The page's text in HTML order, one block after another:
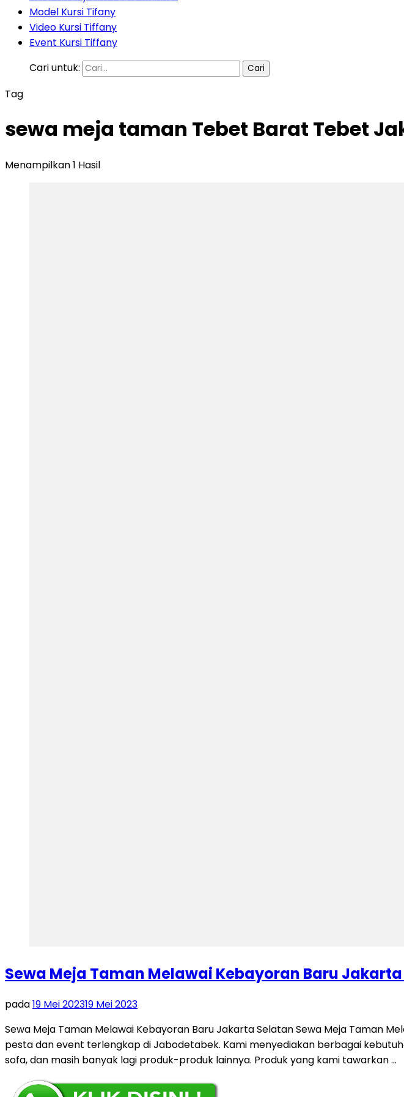
Model Kursi Tifany
Video Kursi Tiffany
Event Kursi Tiffany
Cari untuk:
Tag
sewa meja taman Tebet Barat Tebet
Menampilkan 1 Hasil
Sewa Meja Taman Melawai Kebayoran Baru
pada19 Mei 202319 Mei 2023
Sewa Meja Taman Melawai Kebayoran Baru Jakarta Selatan Sewa Meja Taman
pesta dan event terlengkap di Jabodetabek. Kami menyediakan berbagai
sofa, dan masih banyak lagi produk-produk lainnya. Produk yang kami tawarkan …